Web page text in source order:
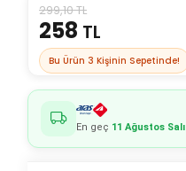
299,10 TL
258 TL
Bu Ürün 3 Kişinin Sepetinde!
En geç 11 Ağustos Salı